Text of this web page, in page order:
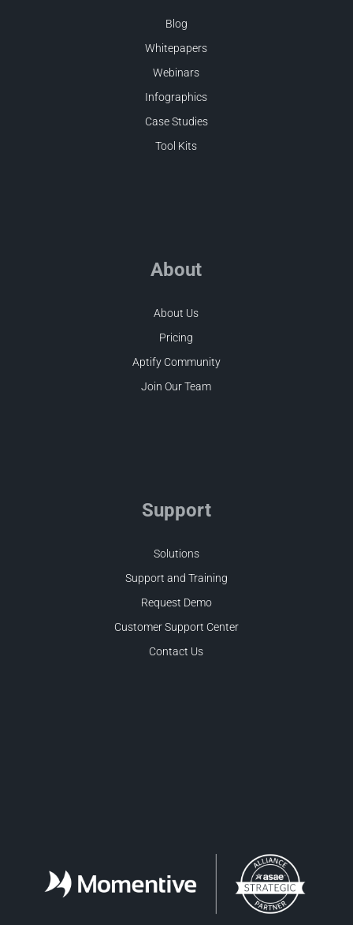
Blog
Whitepapers
Webinars
Infographics
Case Studies
Tool Kits
About
About Us
Pricing
Aptify Community
Join Our Team
Support
Solutions
Support and Training
Request Demo
Customer Support Center
Contact Us